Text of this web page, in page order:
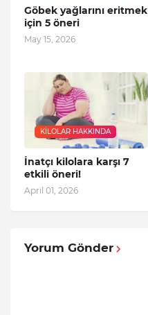
Göbek yağlarını eritmek
için 5 öneri
May 15, 2026
KILOLAR HAKKINDA
İnatçı kilolara karşı 7
etkili öneri!
April 01, 2026
Yorum Gönder